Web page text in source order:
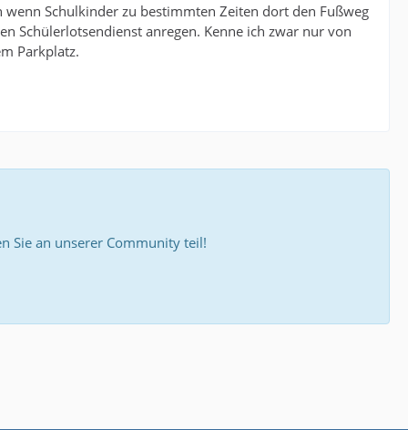
Schulkinder zu bestimmten Zeiten dort den Fußweg
Schülerlotsendienst anregen. Kenne ich zwar nur von
Parkplatz.
Sie an unserer Community teil!